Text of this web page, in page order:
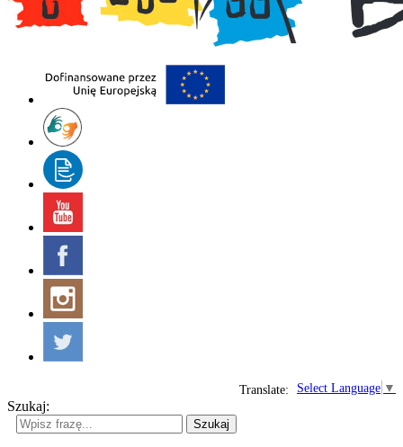
Select Language ▼
Translate:
Szukaj:
Szukaj